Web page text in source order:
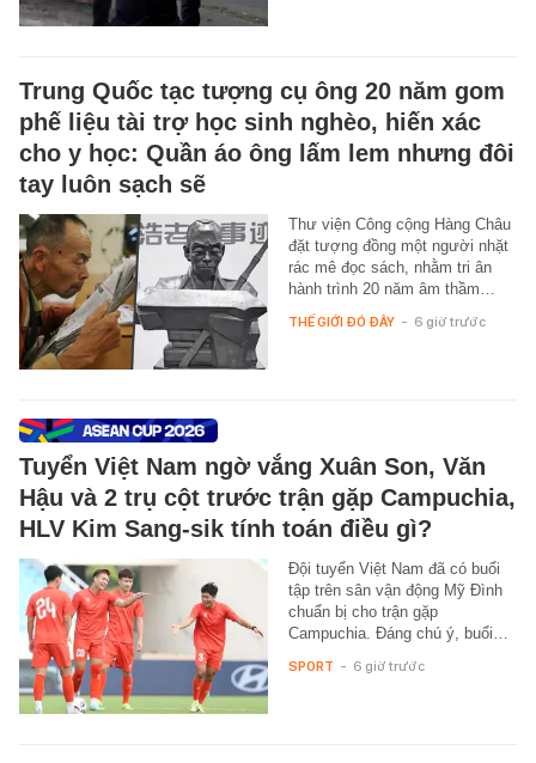
Trung Quốc tạc tượng cụ ông 20 năm gom
phế liệu tài trợ học sinh nghèo, hiến xác
cho y học: Quần áo ông lấm lem nhưng đôi
tay luôn sạch sẽ
Thư viện Công cộng Hàng Châu
đặt tượng đồng một người nhặt
rác mê đọc sách, nhằm tri ân
hành trình 20 năm âm thầm…
THẾ GIỚI ĐÓ ĐÂY - 6 giờ trước
Tuyển Việt Nam ngờ vắng Xuân Son, Văn
Hậu và 2 trụ cột trước trận gặp Campuchia,
HLV Kim Sang-sik tính toán điều gì?
Đội tuyển Việt Nam đã có buổi
tập trên sân vận động Mỹ Đình
chuẩn bị cho trận gặp
Campuchia. Đáng chú ý, buổi…
SPORT - 6 giờ trước